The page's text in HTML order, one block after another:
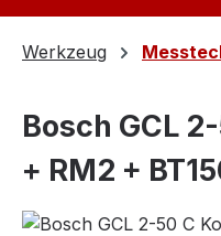
Werkzeug
Bosch GCL
+ RM2 +
Bildergalerie